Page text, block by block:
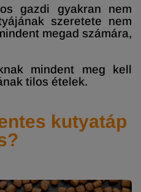
gazdi gyakran nem
szeretete nem
megad számára,
mindent meg kell
tilos ételek.
kutyatáp